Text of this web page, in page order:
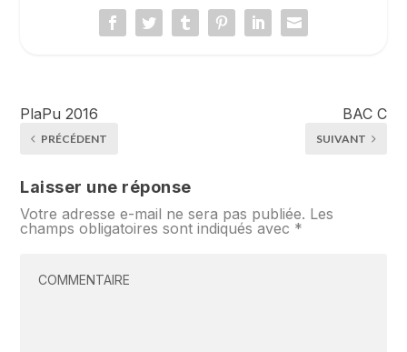
PlaPu 2016
PRÉCÉDENT
BAC C
SUIVANT
Laisser une réponse
Votre adresse e-mail ne sera pas publiée. Les
champs obligatoires sont indiqués avec *